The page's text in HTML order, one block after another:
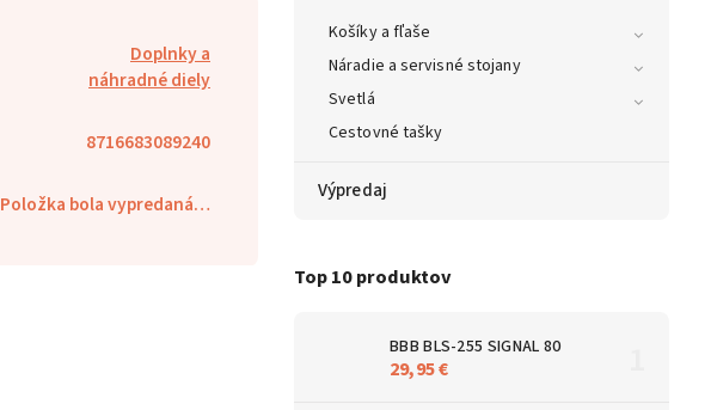
Košíky a fľaše
Náradie a servisné stojany
Svetlá
Cestovné tašky
Výpredaj
Top 10 produktov
BBB BLS-255 SIGNAL 80
29,95 €
Doplnky a
náhradné diely
8716683089240
Položka bola vypredaná…